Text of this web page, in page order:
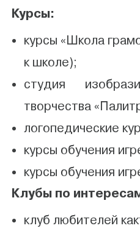
Курсы:
курсы «Школа
к школе);
студия
творчества
логопедические
курсы обучения
курсы обучения
Клубы по
клуб любителей